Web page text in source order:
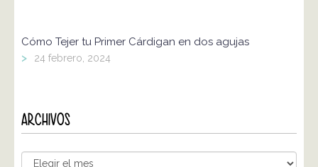
Cómo Tejer tu Primer Cárdigan en dos agujas
> 24 febrero, 2024
ARCHIVOS